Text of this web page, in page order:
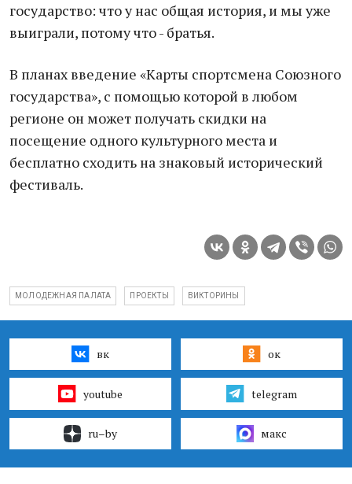
государство: что у нас общая история, и мы уже
выиграли, потому что - братья.
В планах введение «Карты спортсмена Союзного
государства», с помощью которой в любом
регионе он может получать скидки на
посещение одного культурного места и
бесплатно сходить на знаковый исторический
фестиваль.
МОЛОДЕЖНАЯ ПАЛАТА ПРОЕКТЫ ВИКТОРИНЫ
вк ок
youtube telegram
ru–by макс